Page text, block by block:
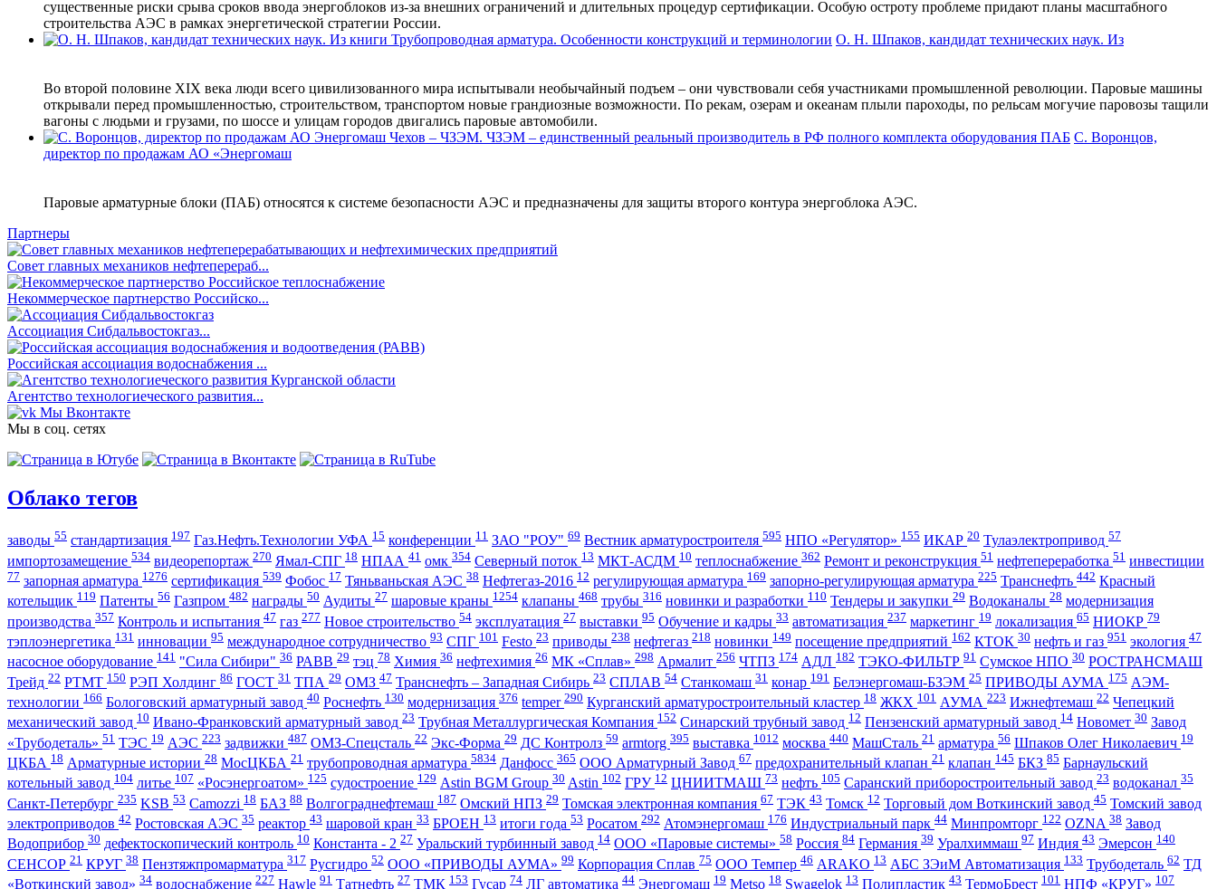
существенные риски срыва сроков ввода энергоблоков из-за внешних ограничений и длительных процедур сертификации. Особую остроту проблеме придают планы масштабного
строительства АЭС в рамках энергетической стратегии России.
О. Н. Шпаков, кандидат технических наук. Из
Во второй половине XIX века люди всего цивилизованного мира испытывали необычайный подъем – они чувствовали себя участниками промышленной революции. Паровые машины
открывали перед промышленностью, строительством, транспортом новые грандиозные возможности. По рекам, озерам и океанам плыли пароходы, по рельсам могучие паровозы тащили
вагоны с людьми и грузами, по шоссе и улицам городов двигались паровые автомобили.
С. Воронцов,
директор по продажам АО «Энергомаш
Паровые арматурные блоки (ПАБ) относятся к системе безопасности АЭС и предназначены для защиты второго контура энергоблока АЭС.
Партнеры
Совет главных механиков нефтеперераб...
Некоммерческое партнерство Российско...
Ассоциация Сибдальвостокгаз...
Российская ассоциация водоснабжения ...
Агентство технологиеческого развития...
Мы Вконтакте
Мы в соц. сетях
Облако тегов
заводы 55 стандартизация 197 Газ.Нефть.Технологии УФА 15 конференции 11 ЗАО "РОУ" 69 Вестник арматуростроителя 595 НПО «Регулятор» 155 ИКАР 20 Тулаэлектропривод 57
импортозамещение 534 видеорепортаж 270 Ямал-СПГ 18 НПАА 41 омк 354 Северный поток 13 МКТ-АСДМ 10 теплоснабжение 362 Ремонт и реконструкция 51 нефтепереработка 51 инвестиции
77 запорная арматура 1276 сертификация 539 Фобос 17 Тяньваньская АЭС 38 Нефтегаз-2016 12 регулирующая арматура 169 запорно-регулирующая арматура 225 Транснефть 442 Красный
котельщик 119 Патенты 56 Газпром 482 награды 50 Аудиты 27 шаровые краны 1254 клапаны 468 трубы 316 новинки и разработки 110 Тендеры и закупки 29 Водоканалы 28 модернизация
производства 357 Контроль и испытания 47 газ 277 Новое строительство 54 эксплуатация 27 выставки 95 Обучение и кадры 33 автоматизация 237 маркетинг 19 локализация 65 НИОКР 79
тэплоэнергетика 131 инновации 95 международное сотрудничество 93 СПГ 101 Festo 23 приводы 238 нефтегаз 218 новинки 149 посещение предприятий 162 КТОК 30 нефть и газ 951 экология 47
насосное оборудование 141 "Сила Сибири" 36 РАВВ 29 тэц 78 Химия 36 нефтехимия 26 МК «Сплав» 298 Армалит 256 ЧТПЗ 174 АДЛ 182 ТЭКО-ФИЛЬТР 91 Сумское НПО 30 РОСТРАНСМАШ
Трейд 22 РТМТ 150 РЭП Холдинг 86 ГОСТ 31 ТПА 29 ОМЗ 47 Транснефть – Западная Сибирь 23 СПЛАВ 54 Станкомаш 31 конар 191 Белэнергомаш-БЗЭМ 25 ПРИВОДЫ АУМА 175 АЭМ-
технологии 166 Бологовский арматурный завод 40 Роснефть 130 модернизация 376 temper 290 Курганский арматуростроительный кластер 18 ЖКХ 101 АУМА 223 Ижнефтемаш 22 Чепецкий
механический завод 10 Ивано-Франковский арматурный завод 23 Трубная Металлургическая Компания 152 Синарский трубный завод 12 Пензенский арматурный завод 14 Новомет 30 Завод
«Трубодеталь» 51 ТЭС 19 АЭС 223 задвижки 487 ОМЗ-Спецсталь 22 Экс-Форма 29 ДС Контролз 59 armtorg 395 выставка 1012 москва 440 МашСталь 21 арматура 56 Шпаков Олег Николаевич 19
ЦКБА 18 Арматурные истории 28 МосЦКБА 21 трубопроводная арматура 5834 Данфосс 365 ООО Арматурный Завод 67 предохранительный клапан 21 клапан 145 БКЗ 85 Барнаульский
котельный завод 104 литье 107 «Росэнергоатом» 125 судостроение 129 Astin BGM Group 30 Astin 102 ГРУ 12 ЦНИИТМАШ 73 нефть 105 Саранский приборостроительный завод 23 водоканал 35
Санкт-Петербург 235 KSB 53 Camozzi 18 БАЗ 88 Волгограднефтемаш 187 Омский НПЗ 29 Томская электронная компания 67 ТЭК 43 Томск 12 Торговый дом Воткинский завод 45 Томский завод
электроприводов 42 Ростовская АЭС 35 реактор 43 шаровой кран 33 БРОЕН 13 итоги года 53 Росатом 292 Атомэнергомаш 176 Индустриальный парк 44 Минпромторг 122 OZNA 38 Завод
Водоприбор 30 дефектоскопический контроль 10 Константа - 2 27 Уральский турбинный завод 14 ООО «Паровые системы» 58 Россия 84 Германия 39 Уралхиммаш 97 Индия 43 Эмерсон 140
СЕНСОР 21 КРУГ 38 Пензтяжпромарматура 317 Русгидро 52 ООО «ПРИВОДЫ АУМА» 99 Корпорация Сплав 75 ООО Темпер 46 ARAKO 13 АБС ЗЭиМ Автоматизация 133 Трубодеталь 62 ТД
«Воткинский завод» 34 водоснабжение 227 Hawle 91 Татнефть 27 ТМК 153 Гусар 74 ЛГ автоматика 44 Энергомаш 19 Metso 18 Swagelok 13 Полипластик 43 ТермоБрест 101 НПФ «КРУГ» 107